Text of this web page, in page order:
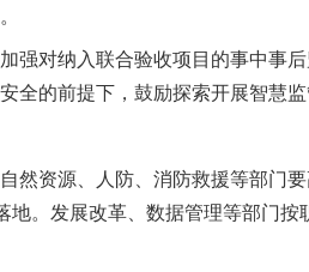
对纳入联合验收项目的事中事后
全的前提下，鼓励探索开展智慧监
资源、人防、消防救援等部门要
地。发展改革、数据管理等部门按